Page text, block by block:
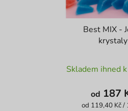
Best MIX -
krystaly
je
Skladem ihned
od 187
Měrná
od 119,40 Kč /